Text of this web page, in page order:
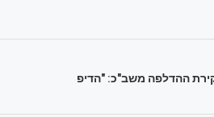
ההדלפה משב"כ: "הדיפ